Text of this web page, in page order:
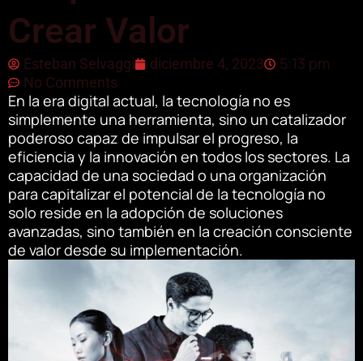
Crear Valor
Esteban Selvaggi diciembre 4, 2023 5:13 pm
No Comments
En la era digital actual, la tecnología no es
simplemente una herramienta, sino un catalizador
poderoso capaz de impulsar el progreso, la
eficiencia y la innovación en todos los sectores. La
capacidad de una sociedad o una organización
para capitalizar el potencial de la tecnología no
solo reside en la adopción de soluciones
avanzadas, sino también en la creación consciente
de valor desde su implementación.